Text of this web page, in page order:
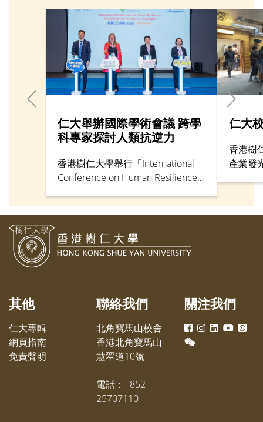
仁大舉辦國際學術會議 跨學
科專家探討人類抗逆力
香港樹仁大學舉行「International
Conference on Human Resilience:
Challenges」國際學術會議，從學
力、人生轉變及挑戰。
仁大
香港樹
產業發
映像製
其他
仁大專輯
網頁指南
免責聲明
聯絡我們
北角寶馬山校舍
香港北角寶馬山
慧翠道10號
電話：+852
25707110
關注我們